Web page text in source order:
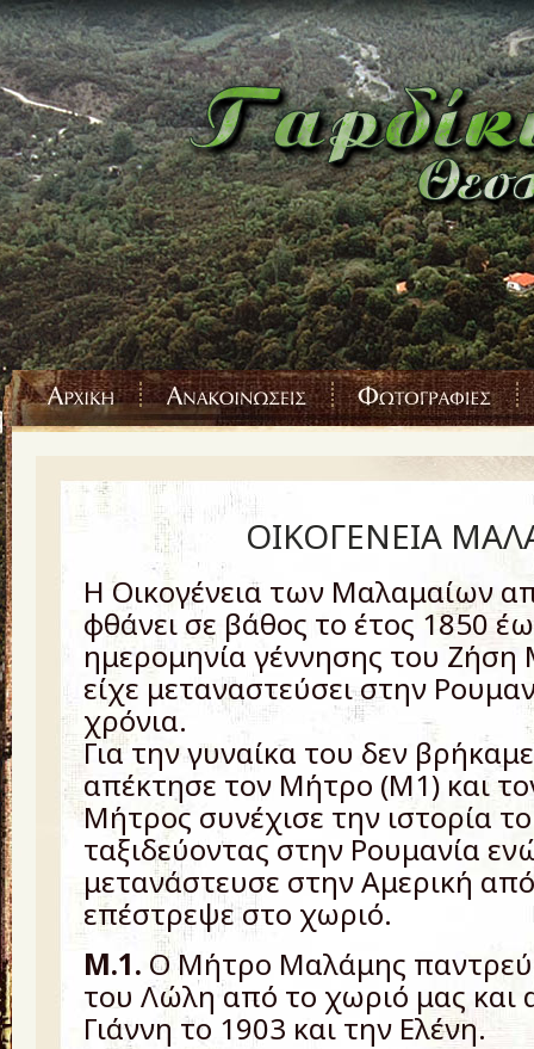
ΟΙΚΟΓΕΝΕΙΑ
Η Οικογένεια των Μαλαμαίων
φθάνει σε βάθος το έτος 1850
ημερομηνία γέννησης του
είχε μεταναστεύσει στην
χρόνια.
Για την γυναίκα του δεν
απέκτησε τον Μήτρο (Μ1) και
Μήτρος συνέχισε την ιστορία
ταξιδεύοντας στην Ρουμανία
μετανάστευσε στην Αμερική
επέστρεψε στο χωριό.
Μ.1. Ο Μήτρο Μαλάμης
του Λώλη από το χωριό μας και
Γιάννη το 1903 και την Ελένη.